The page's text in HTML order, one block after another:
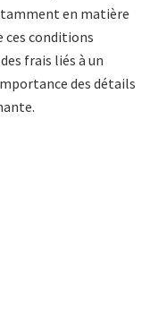
en matière
ces conditions
frais liés à un
des détails